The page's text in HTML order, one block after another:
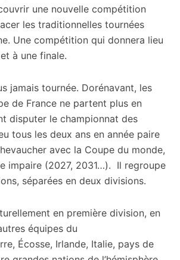
une nouvelle compétition
les traditionnelles tournées
Une compétition qui donnera lieu
à une finale.
jamais tournée. Dorénavant, les
de France ne partent plus en
disputer le championnat des
tous les deux ans en année paire
avec la Coupe du monde,
impaire (2027, 2031…). Il regroupe
séparées en deux divisions.
en première division, en
équipes du
Écosse, Irlande, Italie, pays de